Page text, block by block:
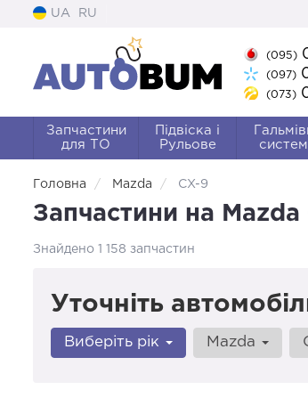
UA RU
(095)
(097)
(073)
Запчастини
для ТО
Підвіска і
Рульове
Головна Mazda CX-9
Запчастини на
Знайдено 1 158 запчастин
Уточніть
Виберіть рік Mazda